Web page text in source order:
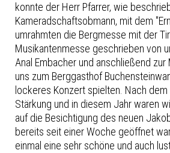
konnte der Herr Pfarrer, wie
Kameradschaftsobmann, mit dem
umrahmten die Bergmesse mit der
Musikantenmesse geschrieben von
Anal Embacher und anschließend
uns zum Berggasthof
lockeres Konzert spielten. Nach
Stärkung und in diesem Jahr waren
auf die Besichtigung des neuen
bereits seit einer Woche geöffnet
einmal eine sehr schöne und auch